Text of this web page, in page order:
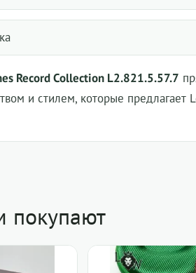
Record Collection L2.821.5.57.7
и стилем, которые предлагает
покупают